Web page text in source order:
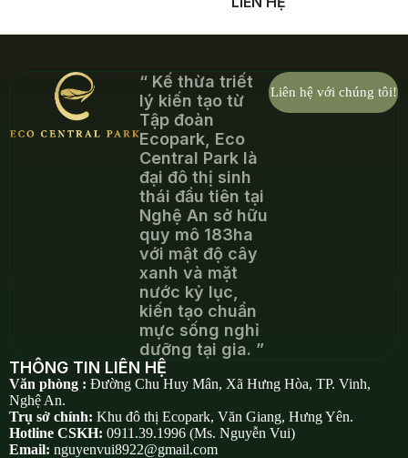
“ Kế thừa triết
lý kiến tạo từ
Tập đoàn
Ecopark, Eco
Central Park là
đại đô thị sinh
thái đầu tiên tại
Nghệ An sở hữu
quy mô 183ha
với mật độ cây
xanh và mặt
nước kỷ lục,
kiến tạo chuẩn
mực sống nghỉ
dưỡng tại gia. ”
Liên hệ với chúng tôi!
THÔNG TIN LIÊN HỆ
Văn phòng : Đường Chu Huy Mân, Xã Hưng Hòa, TP. Vinh,
Nghệ An.
Trụ sở chính: Khu đô thị Ecopark, Văn Giang, Hưng Yên.
Hotline CSKH: 0911.39.1996 (Ms. Nguyễn Vui)
Email: nguyenvui8922@gmail.com